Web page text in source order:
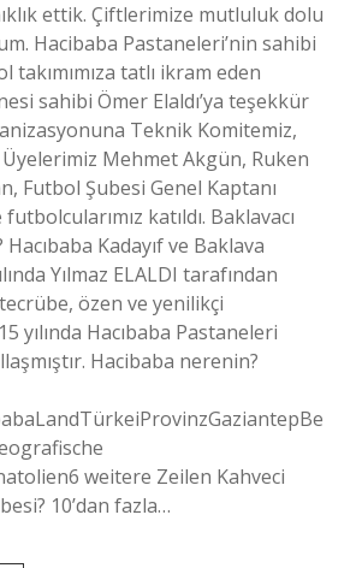
ettik. Çiftlerimize mutluluk dolu
Hacibaba Pastaneleri’nin sahibi
takımımıza tatlı ikram eden
sahibi Ömer Elaldı’ya teşekkür
Teknik Komitemiz,
Mehmet Akgün, Ruken
Futbol Şubesi Genel Kaptanı
katıldı. Baklavacı
Kadayıf ve Baklava
Yılmaz ELALDI tarafından
özen ve yenilikçi
yılında Hacıbaba Pastaneleri
Hacibaba nerenin?
weitere Zeilen Kahveci
10’dan fazla…